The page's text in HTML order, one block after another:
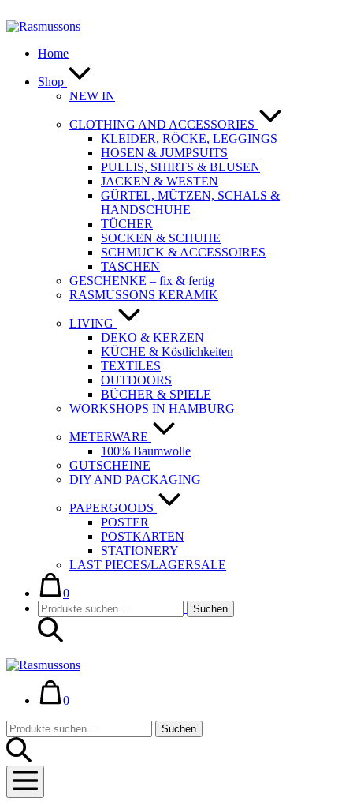
Inhalt
Home
Shop
NEW IN
CLOTHING AND ACCESSORIES
KLEIDER, RÖCKE, LEGGINGS
HOSEN & JUMPSUITS
PULLIS, SHIRTS & BLUSEN
JACKEN & WESTEN
GÜRTEL, MÜTZEN, SCHALS &
HANDSCHUHE
TÜCHER
SOCKEN & SCHUHE
SCHMUCK & ACCESSOIRES
TASCHEN
GESCHENKE – fix & fertig
RASMUSSONS KERAMIK
LIVING
DEKO & KERZEN
KÜCHE & Köstlichkeiten
TEXTILES
OUTDOORS
BÜCHER & SPIELE
WORKSHOPS IN HAMBURG
METERWARE
100% Baumwolle
GUTSCHEINE
DIY AND PACKAGING
PAPERGOODS
POSTER
POSTKARTEN
STATIONERY
LAST PIECES/LAGERSALE
Warenkorb
0im
Warenkorb
Suche-
Schalter
Suchen
nach:
Suchen
Warenkorb
0im
Suche-
Schalter
Suchen
nach:
Suchen
Menü-
Schalter